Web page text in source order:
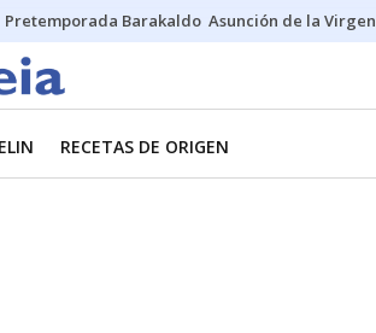
Pretemporada Barakaldo Asunción de la Virgen
RECETAS DE ORIGEN